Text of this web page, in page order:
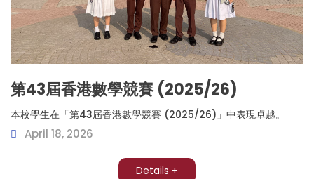
第43屆香港數學競賽 (2025/26)
本校學生在「第43屆香港數學競賽 (2025/26)」中表現卓越。
April 18, 2026
Details +